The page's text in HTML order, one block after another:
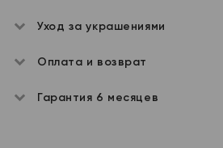
Уход за украшениями
Оплата и возврат
Гарантия 6 месяцев